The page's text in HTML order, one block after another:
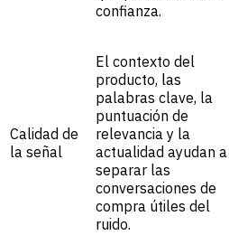
confianza.
Calidad de
la señal
El contexto del
producto, las
palabras clave, la
puntuación de
relevancia y la
actualidad ayudan a
separar las
conversaciones de
compra útiles del
ruido.